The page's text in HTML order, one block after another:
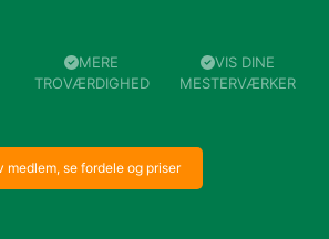
MERE
TROVÆRDIGHED
VIS DINE
MESTERVÆRKER
medlem, se fordele og priser